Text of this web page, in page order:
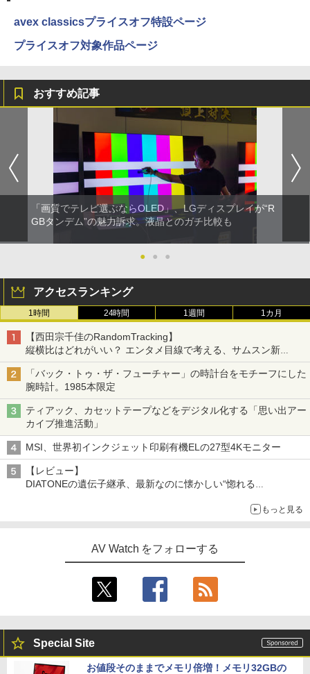
avex classicsプライスオフ特設ページ
プライスオフ対象作品ページ
おすすめ記事
「画質でテレビ選ぶならOLED」、LGディスプレイが“R
GBタンデム”の魅力訴求。液晶とのガチ比較も
● ● ●
アクセスランキング
1時間 24時間 1週間 1カ月
【西田宗千佳のRandomTracking】
縦横比はどれがいい？ エンタメ目線で考える、サムスン新
「Galaxy Z Fold」
「バック・トゥ・ザ・フューチャー」の時計台をモチーフにした
腕時計。1985本限定
ティアック、カセットテープなどをデジタル化する「思い出アー
カイブ推進活動」
MSI、世界初インクジェット印刷有機ELの27型4Kモニター
【レビュー】
DIATONEの遺伝子継承、最新なのに懐かしい“惚れる
もっと見る
AV Watch をフォローする
Special Site
お値段そのままでメモリ倍増！メモリ32GBの